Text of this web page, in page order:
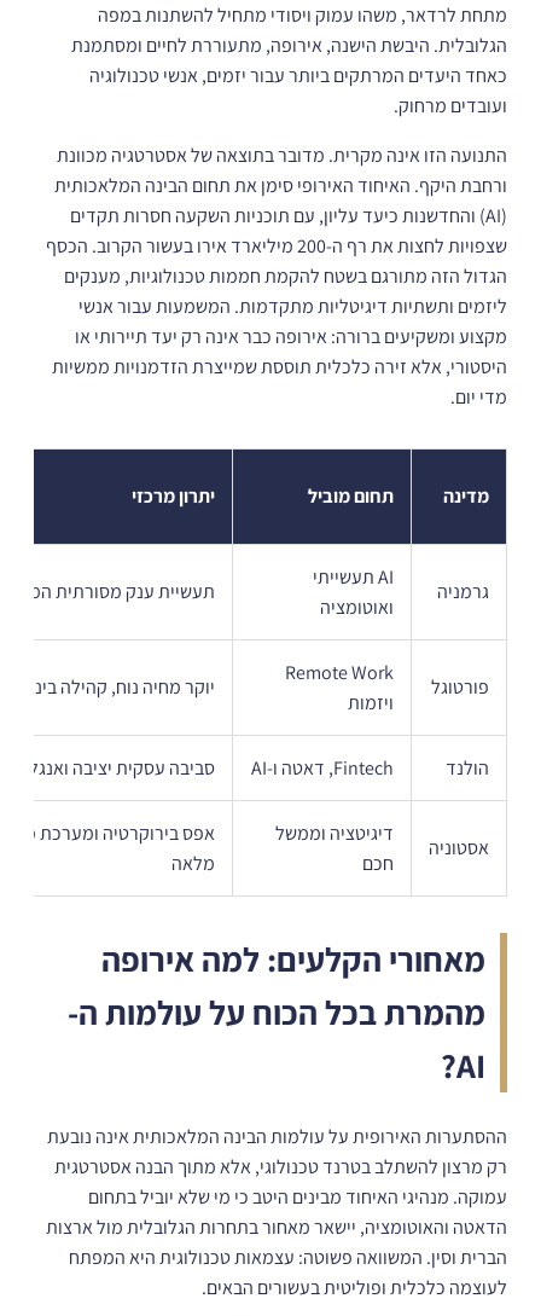
מתחת לרדאר, משהו עמוק ויסודי מתחיל להשתנות במפה
הגלובלית. היבשת הישנה, אירופה, מתעוררת לחיים ומסתמנת
כאחד היעדים המרתקים ביותר עבור יזמים, אנשי טכנולוגיה
ועובדים מרחוק.
התנועה הזו אינה מקרית. מדובר בתוצאה של אסטרטגיה מכוונת
ורחבת היקף. האיחוד האירופי סימן את תחום הבינה המלאכותית
(AI) והחדשנות כיעד עליון, עם תוכניות השקעה חסרות תקדים
שצפויות לחצות את רף ה-200 מיליארד אירו בעשור הקרוב. הכסף
הגדול הזה מתורגם בשטח להקמת חממות טכנולוגיות, מענקים
ליזמים ותשתיות דיגיטליות מתקדמות. המשמעות עבור אנשי
מקצוע ומשקיעים ברורה: אירופה כבר אינה רק יעד תיירותי או
היסטורי, אלא זירה כלכלית תוססת שמייצרת הזדמנויות ממשיות
מדי יום.
מדינה תחום מוביל יתרון מרכזי
גרמניה
AI תעשייתי
ואוטומציה
תעשיית ענק מסורתית
פורטוגל
Remote Work
ויזמות
יוקר מחיה נוח, קהילה
הולנד Fintech, דאטה ו-AI סביבה עסקית יציבה
אסטוניה
דיגיטציה וממשל
חכם
אפס בירוקרטיה ומערכת
מלאה
מאחורי הקלעים: למה אירופה
מהמרת בכל הכוח על עולמות ה-
AI?
ההסתערות האירופית על עולמות הבינה המלאכותית אינה נובעת
רק מרצון להשתלב בטרנד טכנולוגי, אלא מתוך הבנה אסטרטגית
עמוקה. מנהיגי האיחוד מבינים היטב כי מי שלא יוביל בתחום
הדאטה והאוטומציה, יישאר מאחור בתחרות הגלובלית מול ארצות
הברית וסין. המשוואה פשוטה: עצמאות טכנולוגית היא המפתח
לעוצמה כלכלית ופוליטית בעשורים הבאים.